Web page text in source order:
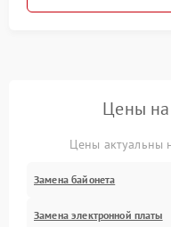
Цены на
Цены актуальны
Замена байонета
Замена электронной платы